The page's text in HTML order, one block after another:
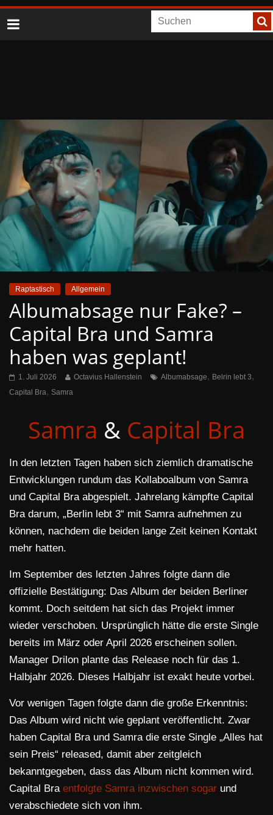
Raptastisch Allgemein
Albumabsage nur Fake? –
Capital Bra und Samra
haben was geplant!
1. Juli 2026 Octavius Hallenstein Albumabsage, Belrin lebt 3,
Capital Bra, Samra
Samra & Capital Bra
In den letzten Tagen haben sich ziemlich dramatische
Entwicklungen rundum das Kollaboalbum von Samra
und Capital Bra abgespielt. Jahrelang kämpfte Capital
Bra darum, „Berlin lebt 3“ mit Samra aufnehmen zu
können, nachdem die beiden lange Zeit keinen Kontakt
mehr hatten.
Im September des letzten Jahres folgte dann die
offizielle Bestätigung: Das Album der beiden Berliner
kommt. Doch seitdem hat sich das Projekt immer
wieder verschoben. Ursprünglich hätte die erste Single
bereits im März oder April 2026 erscheinen sollen.
Manager Drilon plante das Release noch für das 1.
Halbjahr 2026. Dieses Halbjahr ist exakt heute vorbei.
Vor wenigen Tagen folgte dann die große Erkenntnis:
Das Album wird nicht wie geplant veröffentlicht. Zwar
haben Capital Bra und Samra die erste Single „Alles hat
sein Preis“ released, damit aber zeitgleich
bekanntgegeben, dass das Album nicht kommen wird.
Capital Bra entfolgte Samra inzwischen sogar und
verabschiedete sich von ihm.